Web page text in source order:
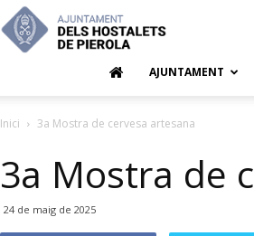
de
AJUNTAMENT
Inici 3a Mostra de cervesa artesana
3a Mostra de
24 de maig de 2025